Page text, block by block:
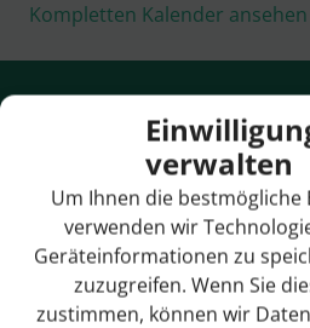
verwalten
Um Ihnen die bestmögliche
verwenden wir
Geräteinformationen zu
zuzugreifen. Wenn Sie
zustimmen, können wir
Kompletten Kalender ansehen
Quick-Links & Suche
Anreise / Ortsplan
Bildergalerie
Breitbandversorgung